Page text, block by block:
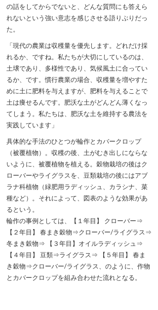
の話をしてからでないと、どんな質問にも答えら
れないという強い意志を感じさせる語りぶりだっ
た。
「現代の農業は収穫量を優先します。どれだけ採
れるか、ですね。私たちが大切にしているのは、
土壌であり、多様性であり、気候風土に合ってい
るか、です。慣行農業の場合、収穫量を増やすた
めに土に肥料を与えますが、肥料を与えることで
土は痩せるんです。肥沃な土がどんどん薄くなっ
てしまう。私たちは、肥沃な土を維持する農法を
実践しています」
具体的な手法のひとつが輪作とカバークロップ
（被覆植物）。収穫の後、土がむき出しにならな
いように、被覆植物を植える。穀物栽培の後はク
ローバーやライグラスを、豆類栽培の後にはアブ
ラナ科植物（緑肥用ラディッシュ、カラシナ、菜
種など）。それによって、図表のような効果があ
るという。
輪作の事例としては、【１年目】 クローバー⇒
【２年目】 春まき穀物⇒クローバー/ライグラス⇒
冬まき穀物⇒ 【３年目】オイルラディッシュ⇒
【４年目】 豆類⇒ライグラス⇒ 【５年目】 春ま
き穀物⇒クローバー/ライグラス、のように、作物
とカバークロップを組み合わせた流れとなる。